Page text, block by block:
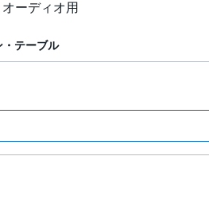
ーディオ用
テーブル